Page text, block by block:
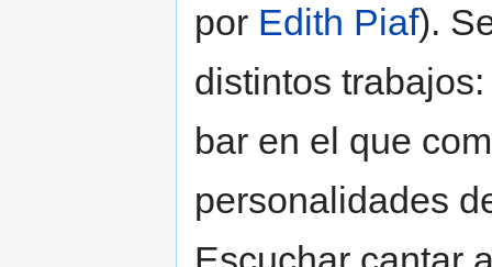
por Edith Piaf).
distintos
bar en el que
personalidades